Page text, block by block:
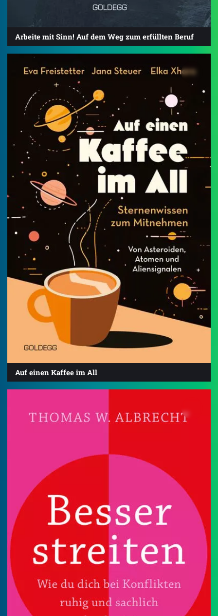
Arbeite mit Sinn! Auf dem Weg zum erfüllten Beruf
Auf einen Kaffee im All